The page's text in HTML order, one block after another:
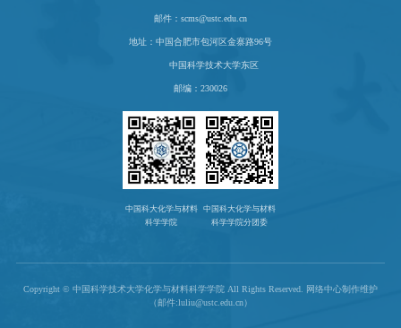
邮件：scms@ustc.edu.cn
地址： 中国合肥市包河区金寨路96号
中国科学技术大学东区
邮编：230026
中国科大化学与材料
科学学院
中国科大化学与材料
科学学院分团委
Copyright © 中国科学技术大学化学与材料科学学院 All Rights Reserved. 网络中心制作维护
（邮件:luliu@ustc.edu.cn）